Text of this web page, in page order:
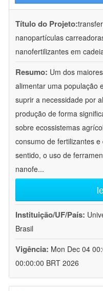
Título do Projeto:
nanopartículas
nanofertilizantes em
Resumo: Um dos
alimentar uma população
suprir a necessidade por
produção de forma
sobre ecossistemas
consumo de fertilizantes
sentido, o uso de
nanofe...
Instituição/UF/País:
Brasil
Vigência: Mon Dec 04
00:00:00 BRT 2026